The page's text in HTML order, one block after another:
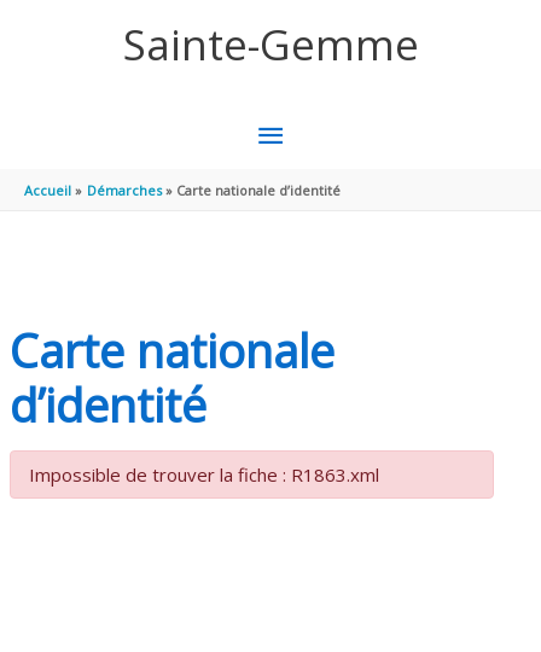
Sainte-Gemme
MENU
PRINCIPAL
Accueil Démarches Carte nationale d’identité
Carte nationale
d’identité
Impossible de trouver la fiche : R1863.xml